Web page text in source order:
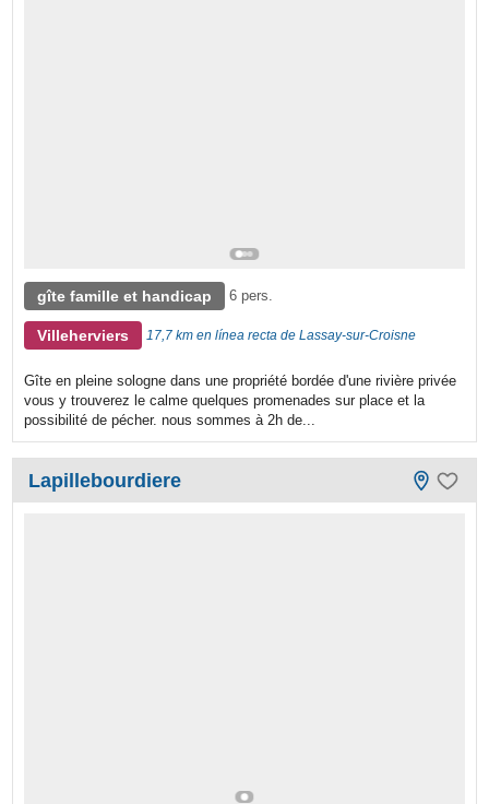
gîte famille et handicap 6 pers.
Villeherviers 17,7 km en línea recta de Lassay-sur-Croisne
Gîte en pleine sologne dans une propriété bordée d'une rivière privée
vous y trouverez le calme quelques promenades sur place et la
possibilité de pécher. nous sommes à 2h de...
Lapillebourdiere